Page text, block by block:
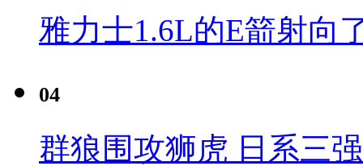
雅力士1.6L的E箭射向
04
群狼围攻狮虎 日系三